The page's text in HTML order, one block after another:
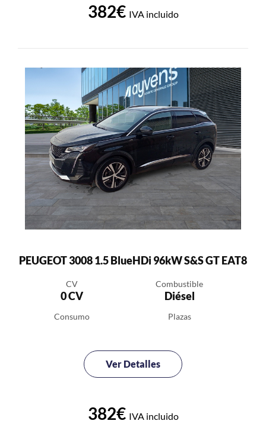
382€ IVA incluido
PEUGEOT 3008 1.5 BlueHDi 96kW S&S GT EAT8
CV
0 CV
Combustible
Diésel
Consumo Plazas
Ver Detalles
382€ IVA incluido